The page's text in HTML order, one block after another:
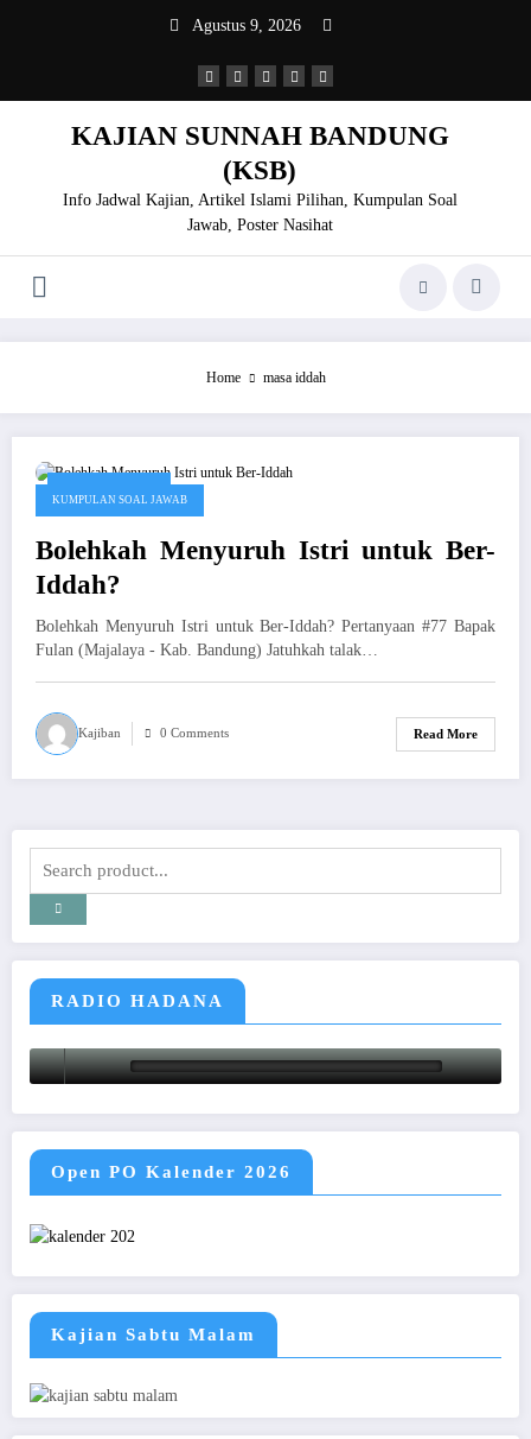
Agustus 9, 2026
KAJIAN SUNNAH BANDUNG
(KSB)
Info Jadwal Kajian, Artikel Islami Pilihan, Kumpulan Soal
Jawab, Poster Nasihat
Home masa iddah
KUMPULAN SOAL JAWAB
Bolehkah Menyuruh Istri untuk Ber-
Iddah?
Bolehkah Menyuruh Istri untuk Ber-Iddah? Pertanyaan #77 Bapak
Fulan (Majalaya - Kab. Bandung) Jatuhkah talak…
Kajiban 0 Comments Read More
RADIO HADANA
Open PO Kalender 2026
Kajian Sabtu Malam